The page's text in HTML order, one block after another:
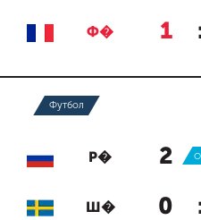
Ф� 1
Футбол
Р� 2
Ш� 0